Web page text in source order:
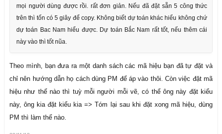
mọi người dùng được rồi. rất đơn giản. Nếu đã đặt sẵn 5 công thức
trên thì tốn có 5 giây để copy. Không biết dự toán khác hiểu không chứ
dự toán Bac Nam hiểu được. Dự toán Bắc Nam rất tốt, nếu thêm cái
này vào thì tốt nũa.
Theo mình, bạn đưa ra một danh sách các mã hiệu bạn đã tự đặt và
chỉ nên hướng dẫn họ cách dùng PM để áp vào thôi. Còn việc đặt mã
hiệu như thế nào thì tuỳ mỗi người mỗi vẽ, có thể ông này đặt kiểu
này, ông kia đặt kiểu kia => Tóm lại sau khi đặt xong mã hiệu, dùng
PM thì làm thế nào.